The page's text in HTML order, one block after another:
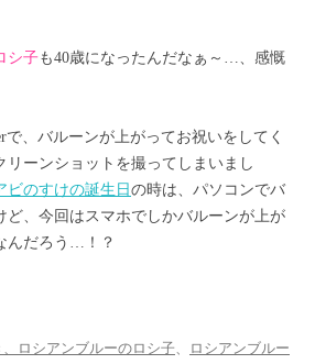
シ子も40歳になったんだなぁ～…、感慨
で、バルーンが上がってお祝いをしてく
リーンショットを撮ってしまいまし
ビのすけの誕生日の時は、パソコンでバ
ど、今回はスマホでしかバルーンが上が
んだろう…！？
ロシアンブルーのロシ子
ロシアンブルー